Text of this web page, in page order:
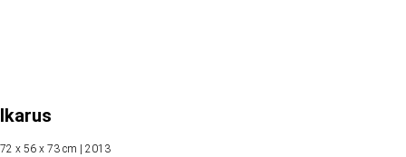
Ikarus
72 x 56 x 73 cm | 2013